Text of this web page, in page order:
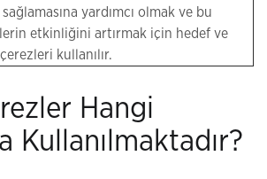
yardımcı olmak ve bu
etkinliğini artırmak için hedef ve
kullanılır.
Hangi
Kullanılmaktadır?